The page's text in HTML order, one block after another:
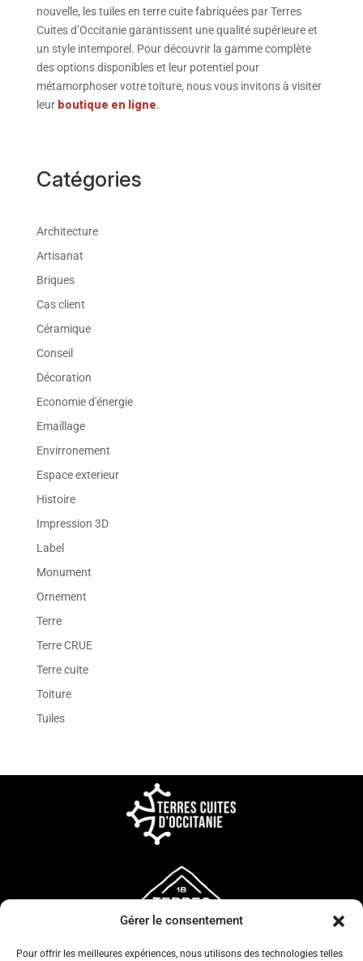
Gérer le consentement
Pour offrir les meilleures expériences, nous utilisons des technologies telles
nouvelle, les tuiles en terre cuite fabriquées par Terres
Cuites d’Occitanie garantissent une qualité supérieure et
un style intemporel. Pour découvrir la gamme complète
des options disponibles et leur potentiel pour
métamorphoser votre toiture, nous vous invitons à visiter
leur boutique en ligne.
Catégories
Architecture
Artisanat
Briques
Cas client
Céramique
Conseil
Décoration
Economie d'énergie
Emaillage
Envirronement
Espace exterieur
Histoire
Impression 3D
Label
Monument
Ornement
Terre
Terre CRUE
Terre cuite
Toiture
Tuiles